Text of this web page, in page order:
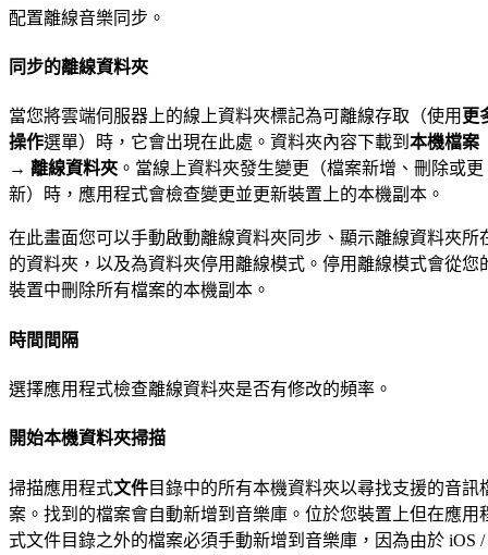
配置離線音樂同步。
同步的離線資料夾
當您將雲端伺服器上的線上資料夾標記為可離線存取（使用 更
操作選單）時，它會出現在此處。資料夾內容下載到 本機檔案
→ 離線資料夾 。當線上資料夾發生變更（檔案新增、刪除或更
新）時，應用程式會檢查變更並更新裝置上的本機副本。
在此畫面您可以手動啟動離線資料夾同步、顯示離線資料夾所
的資料夾，以及為資料夾停用離線模式。停用離線模式會從您
裝置中刪除所有檔案的本機副本。
時間間隔
選擇應用程式檢查離線資料夾是否有修改的頻率。
開始本機資料夾掃描
掃描應用程式文件目錄中的所有本機資料夾以尋找支援的音訊
案。找到的檔案會自動新增到音樂庫。位於您裝置上但在應用
式文件目錄之外的檔案必須手動新增到音樂庫，因為由於 iOS /